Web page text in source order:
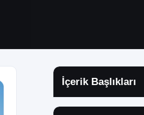
İçerik Başlıkları